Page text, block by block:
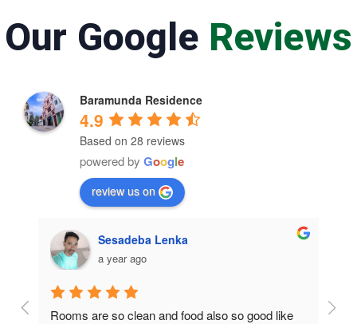
Our Google Reviews
Baramunda Residence
4.9
Based on 28 reviews
powered by Google
review us on
Sesadeba Lenka
a year ago
Rooms are so clean and food also so good like
So